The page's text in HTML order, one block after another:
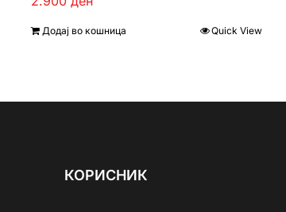
Додај во кошница Quick View
КОРИСНИК